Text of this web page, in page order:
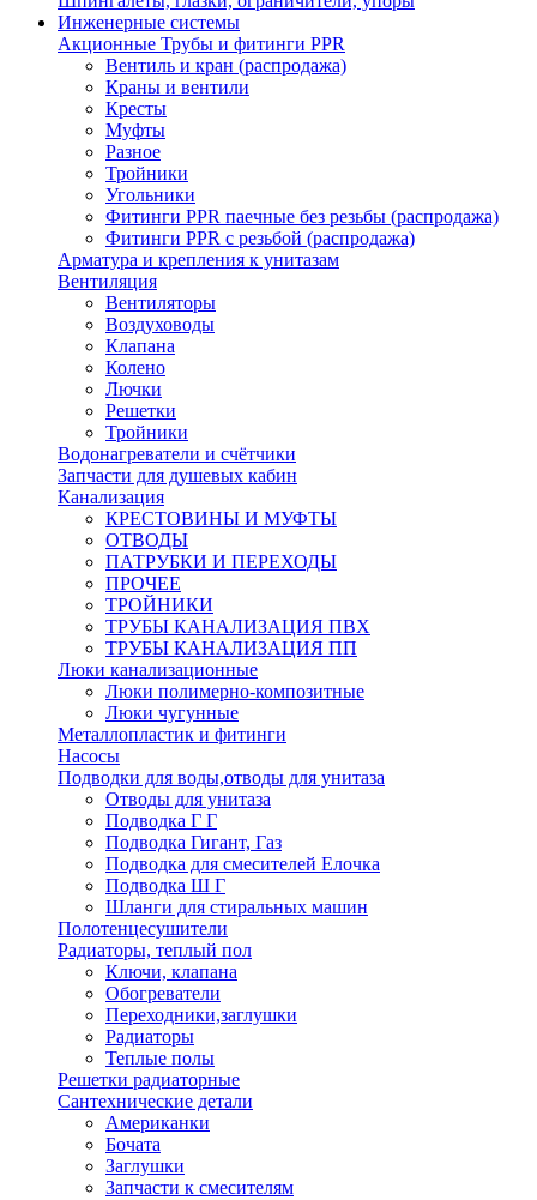
Инженерные системы
Акционные Трубы и фитинги PPR
Вентиль и кран (распродажа)
Краны и вентили
Кресты
Муфты
Разное
Тройники
Угольники
Фитинги PPR паечные без резьбы (распродажа)
Фитинги PPR с резьбой (распродажа)
Арматура и крепления к унитазам
Вентиляция
Вентиляторы
Воздуховоды
Клапана
Колено
Лючки
Решетки
Тройники
Водонагреватели и счётчики
Запчасти для душевых кабин
Канализация
КРЕСТОВИНЫ И МУФТЫ
ОТВОДЫ
ПАТРУБКИ И ПЕРЕХОДЫ
ПРОЧЕЕ
ТРОЙНИКИ
ТРУБЫ КАНАЛИЗАЦИЯ ПВХ
ТРУБЫ КАНАЛИЗАЦИЯ ПП
Люки канализационные
Люки полимерно-композитные
Люки чугунные
Металлопластик и фитинги
Насосы
Подводки для воды,отводы для унитаза
Отводы для унитаза
Подводка Г Г
Подводка Гигант, Газ
Подводка для смесителей Елочка
Подводка Ш Г
Шланги для стиральных машин
Полотенцесушители
Радиаторы, теплый пол
Ключи, клапана
Обогреватели
Переходники,заглушки
Радиаторы
Теплые полы
Решетки радиаторные
Сантехнические детали
Американки
Бочата
Заглушки
Запчасти к смесителям